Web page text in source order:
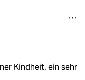
Kindheit, ein sehr